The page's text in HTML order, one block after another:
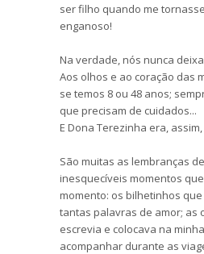
ser filho quando me
enganoso!
Na verdade, nós nunca
Aos olhos e ao coração das
se temos 8 ou 48 anos;
que precisam de cuidados...
E Dona Terezinha era,
São muitas as lembranças
inesquecíveis momentos
momento: os bilhetinhos
tantas palavras de amor; as
escrevia e colocava na
acompanhar durante as